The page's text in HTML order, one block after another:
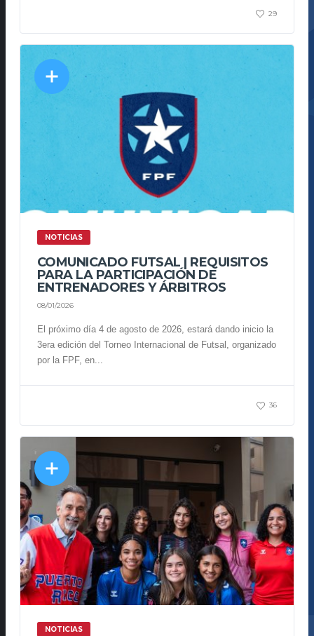
29
NOTICIAS
COMUNICADO FUTSAL | REQUISITOS
PARA LA PARTICIPACIÓN DE
ENTRENADORES Y ÁRBITROS
08/01/2026
El próximo día 4 de agosto de 2026, estará dando inicio la
3era edición del Torneo Internacional de Futsal, organizado
por la FPF, en...
36
NOTICIAS